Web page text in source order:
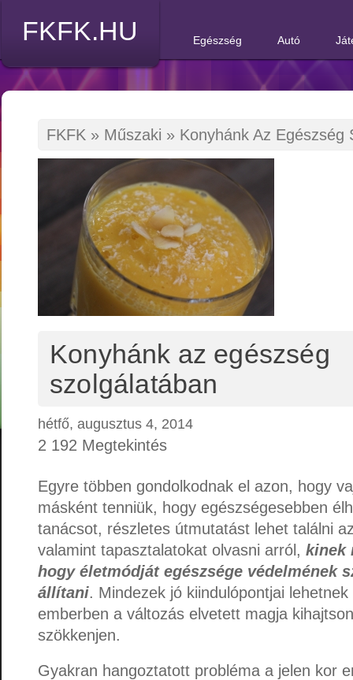
FKFK.HU Egészség Autó
FKFK » Műszaki » Konyhánk Az Egészség
Konyhánk az egészség
szolgálatában
hétfő, augusztus 4, 2014
2 192 Megtekintés
Egyre többen gondolkodnak el azon, hogy
másként tenniük, hogy egészségesebben
tanácsot, részletes útmutatást lehet találni
valamint tapasztalatokat olvasni arról, kinek
hogy életmódját egészsége védelmének
állítani. Mindezek jó kiindulópontjai
emberben a változás elvetett magja
szökkenjen.
Gyakran hangoztatott probléma a jelen kor